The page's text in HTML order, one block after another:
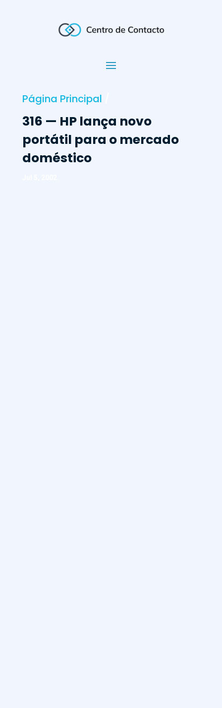
Página Principal
316 — HP lança novo
portátil para o mercado
doméstico